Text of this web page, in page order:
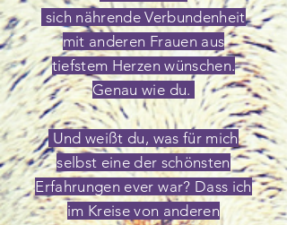
sich nährende Verbundenheit
mit anderen Frauen aus
tiefstem Herzen wünschen.
Genau wie du.
Und weißt du, was für mich
selbst eine der schönsten
Erfahrungen ever war? Dass ich
im Kreise von anderen